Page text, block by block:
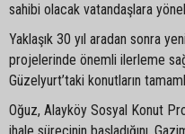
sahibi olacak vatandaşlara
Yaklaşık 30 yıl aradan sonra
projelerinde önemli ilerleme
Güzelyurt’taki konutların
Oğuz, Alayköy Sosyal Konut